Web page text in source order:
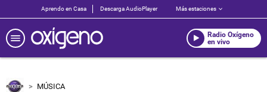
Aprendo en Casa Descarga AudioPlayer Más estaciones
Radio Oxígeno
en vivo
MÚSICA